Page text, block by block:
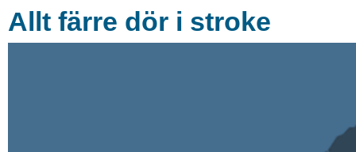
Allt färre dör i stroke